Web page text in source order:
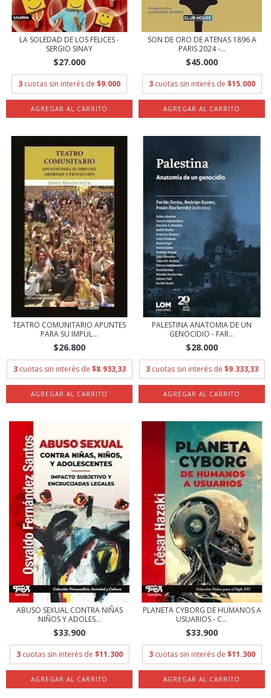
LA SOLEDAD DE LOS FELICES -
SERGIO SINAY
$27.000
3 cuotas sin interés de $9.000
SON DE ORO DE ATENAS 1896 A
PARIS 2024 -...
$45.000
3 cuotas sin interés de $15.000
TEATRO COMUNITARIO APUNTES
PARA SU IMPUL...
$26.800
3 cuotas sin interés de $8.933,33
PALESTINA ANATOMIA DE UN
GENOCIDIO - FAR...
$28.000
3 cuotas sin interés de $9.333,33
ABUSO SEXUAL CONTRA NIÑAS
NIÑOS Y ADOLES...
$33.900
3 cuotas sin interés de $11.300
PLANETA CYBORG DE HUMANOS A
USUARIOS - C...
$33.900
3 cuotas sin interés de $11.300